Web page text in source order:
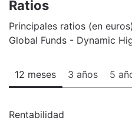
Ratios
Principales ratios (en
Global Funds - Dynamic
12 meses 3 años 5
Rentabilidad